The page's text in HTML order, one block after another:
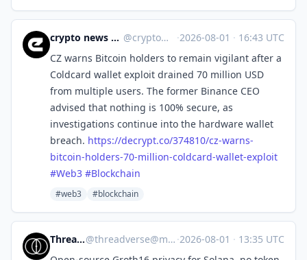
crypto news 🧠 eicker.crypto @crypto@eicker.news ·2026-08-01 · 16:43 UTC
CZ warns Bitcoin holders to remain vigilant after a
Coldcard wallet exploit drained 70 million USD
from multiple users. The former Binance CEO
advised that nothing is 100% secure, as
investigations continue into the hardware wallet
breach. https://decrypt.co/374810/cz-warns-
bitcoin-holders-70-million-coldcard-wallet-exploit
#Web3 #Blockchain
#web3 #blockchain
Threadverse@threadverse@mastodon.social ·2026-08-01 · 13:35 UTC